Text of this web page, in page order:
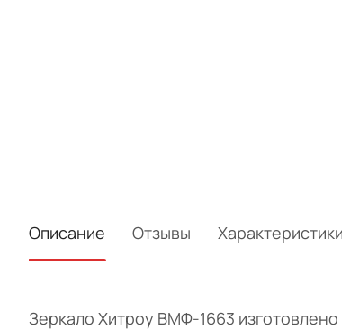
Описание Отзывы Характеристики
Зеркало Хитроу ВМФ-1663